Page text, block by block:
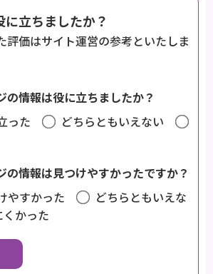
立ちましたか？
評価はサイト運営の参考といたしま
の情報は役に立ちましたか？
った
どちらともいえない
の情報は見つけやすかったですか？
やすかった
どちらともいえな
かった